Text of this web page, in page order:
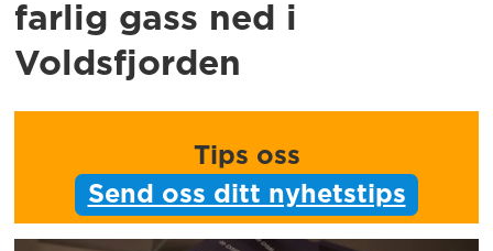
farlig gass ned i
Voldsfjorden
Tips oss
Send oss ditt nyhetstips